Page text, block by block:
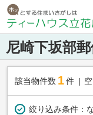
尼崎下坂部
該当物件数 1件
絞り込み条件：